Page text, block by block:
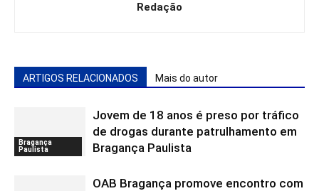
Redação
ARTIGOS RELACIONADOS Mais do autor
Bragança
Paulista
Jovem de 18 anos é preso por tráfico
de drogas durante patrulhamento em
Bragança Paulista
OAB Bragança promove encontro com